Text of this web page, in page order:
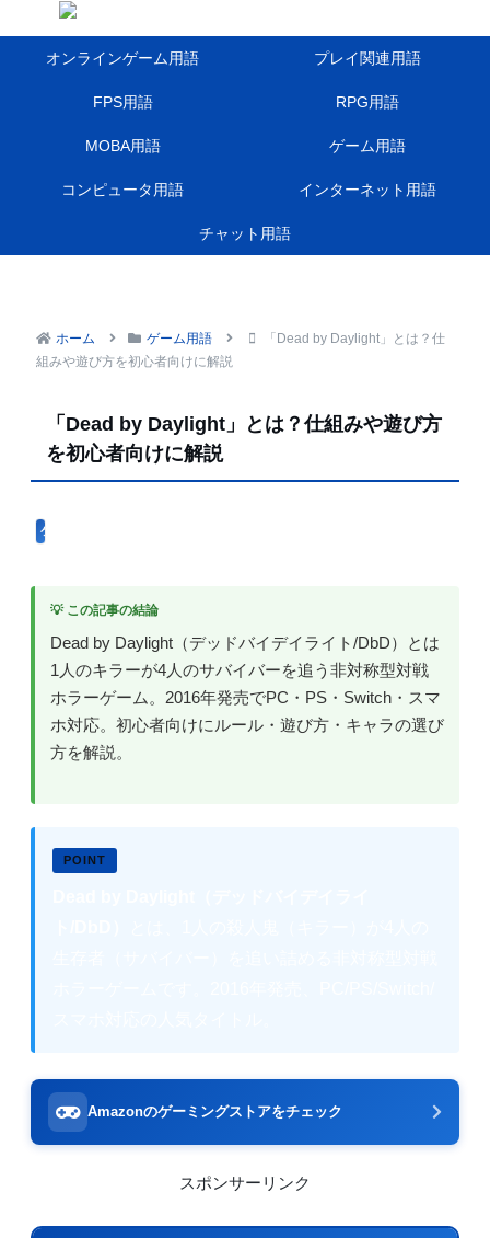
オンラインゲーム用語 プレイ関連用語
FPS用語 RPG用語
MOBA用語 ゲーム用語
コンピュータ用語 インターネット用語
チャット用語
ホーム ゲーム用語
「Dead by Daylight」とは？仕
組みや遊び方を初心者向けに解説
「Dead by Daylight」とは？仕組みや遊び方
を初心者向けに解説
ゲーム用語
💡 この記事の結論
Dead by Daylight（デッドバイデイライト/DbD）とは
1人のキラーが4人のサバイバーを追う非対称型対戦
ホラーゲーム。2016年発売でPC・PS・Switch・スマ
ホ対応。初心者向けにルール・遊び方・キャラの選び
方を解説。
Amazonのゲーミングストアをチェック
スポンサーリンク